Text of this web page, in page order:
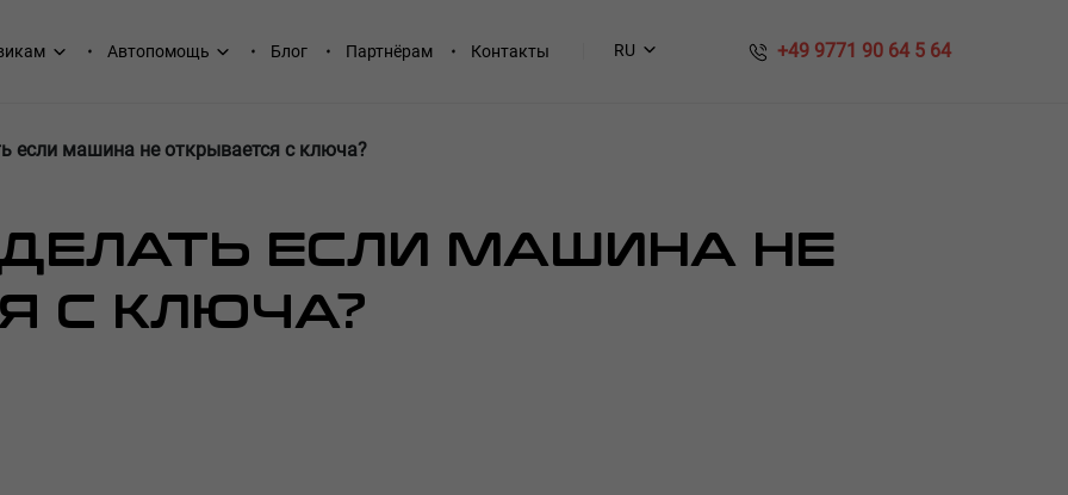
Автопомощь Блог Партнёрам Контакты RU ​​ +49 9771 90 64 5 64
если машина не открывается с ключа?
ДЕЛАТЬ ЕСЛИ МАШИНА НЕ
С КЛЮЧА?